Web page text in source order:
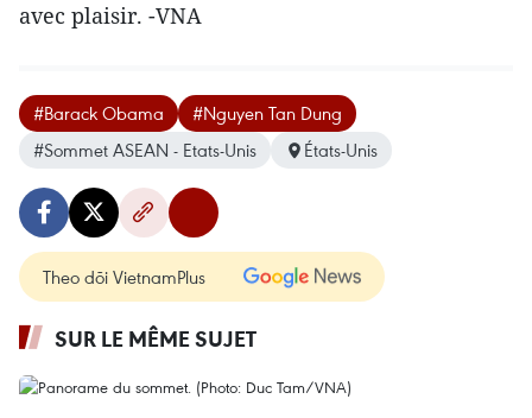
avec plaisir. -VNA
#Barack Obama
#Nguyen Tan Dung
#Sommet ASEAN - Etats-Unis
États-Unis
Theo dõi VietnamPlus
SUR LE MÊME SUJET